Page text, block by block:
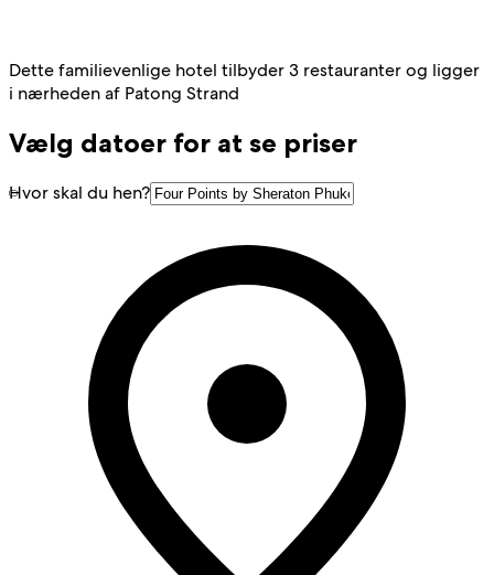
Dette familievenlige hotel tilbyder 3 restauranter og ligger
i nærheden af Patong Strand
Vælg datoer for at se priser
Hvor skal du hen?